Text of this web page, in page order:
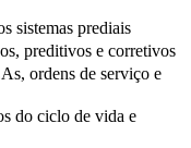
sistemas prediais
preditivos e corretivos
ordens de serviço e
do ciclo de vida e